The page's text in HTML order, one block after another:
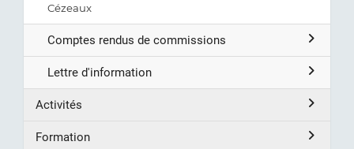
Cézeaux
Comptes rendus de commissions
Lettre d'information
Activités
Formation